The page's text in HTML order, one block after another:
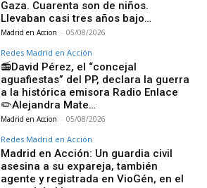
Gaza. Cuarenta son de niños.
Llevaban casi tres años bajo…
Madrid en Accion - 05/08/2026
Redes Madrid en Acción
📻David Pérez, el “concejal
aguafiestas” del PP, declara la guerra
a la histórica emisora Radio Enlace
✏️Alejandra Mate…
Madrid en Accion - 05/08/2026
Redes Madrid en Acción
Madrid en Acción: Un guardia civil
asesina a su expareja, también
agente y registrada en VioGén, en el